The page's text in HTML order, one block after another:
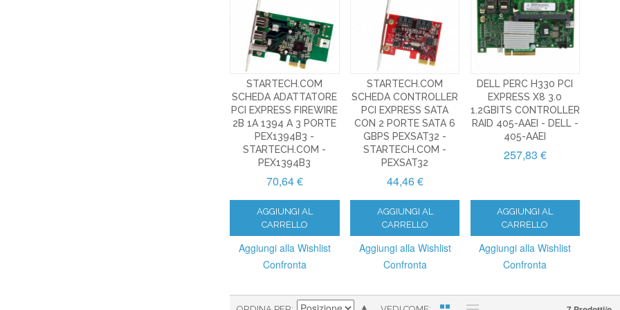
STARTECH.COM
SCHEDA ADATTATORE
PCI EXPRESS FIREWIRE
2B 1A 1394 A 3 PORTE
PEX1394B3 -
STARTECH.COM -
PEX1394B3
70,64 €
AGGIUNGI AL
CARRELLO
Aggiungi alla Wishlist
Confronta
STARTECH.COM
SCHEDA CONTROLLER
PCI EXPRESS SATA
CON 2 PORTE SATA 6
GBPS PEXSAT32 -
STARTECH.COM -
PEXSAT32
44,46 €
AGGIUNGI AL
CARRELLO
Aggiungi alla Wishlist
Confronta
DELL PERC H330 PCI
EXPRESS X8 3.0
1.2GBITS CONTROLLER
RAID 405-AAEI - DELL -
405-AAEI
257,83 €
AGGIUNGI AL
CARRELLO
Aggiungi alla Wishlist
Confronta